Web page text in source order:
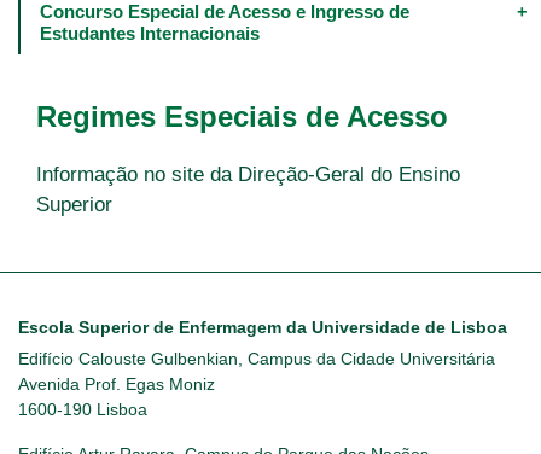
Regimes Especiais de Acesso
Informação no site da Direção-Geral do Ensino
Superior
Concurso Especial de Acesso e Ingresso de
Estudantes Internacionais
Escola Superior de Enfermagem da Universidade de Lisboa
Edifício Calouste Gulbenkian, Campus da Cidade Universitária
Avenida Prof. Egas Moniz
1600-190 Lisboa